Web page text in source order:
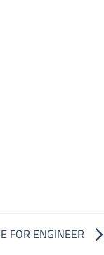
FOR ENGINEER